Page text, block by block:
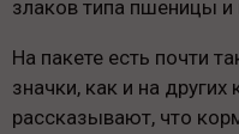
злаков типа пшеницы и
На пакете есть почти
значки, как и на
рассказывают, что